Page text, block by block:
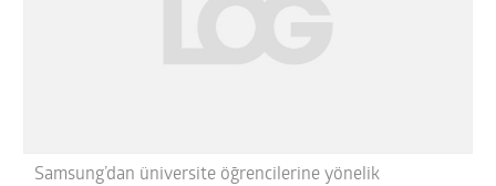
Samsung’dan üniversite öğrencilerine yönelik